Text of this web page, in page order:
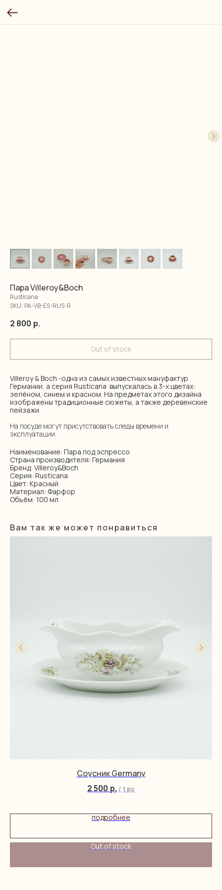
Пара Villeroy&Boch
Rusticana
SKU: PA-VB-ES-RUS-R
2 800 р.
Out of stock
Villeroy & Boch -одна из самых известных мануфактур
Германии, а серия Rusticana выпускалась в 3-х цветах:
зелёном, синем и красном. На предметах этого дизайна
изображены традиционные сюжеты, а также деревенские
пейзажи.
На посуде могут присутствовать следы времени и
эксплуатации.
Наименование: Пара под эспрессо
Страна производителя: Германия
Бренд: Villeroy&Boch
Серия: Rusticana
Цвет: Красный
Материал: Фарфор
Объём: 100 мл
Вам так же может понравиться
Соусник Germany
2 500 р. / 1 pc
подробнее
Out of stock